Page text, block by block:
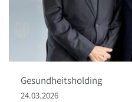
Gesundheitsholding
24.03.2026